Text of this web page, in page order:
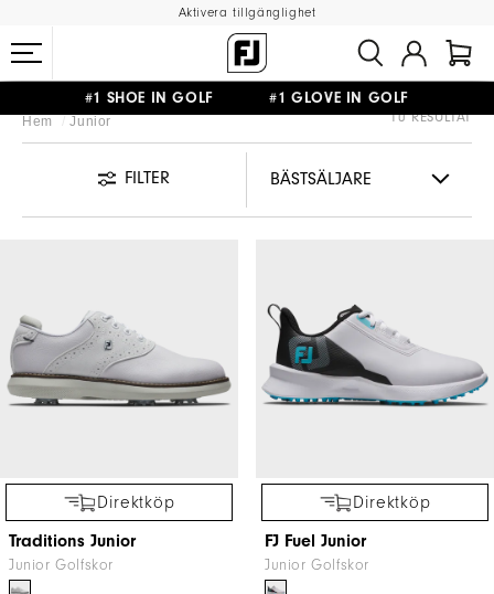
Aktivera tillgänglighet
#1 SHOE IN GOLF #1 GLOVE IN GOLF
FRI FRAKTPÅ ALLA BESTÄLLNINGAR ÖVER 999KR
Hem Junior 10 RESULTAT
FILTER
Direktköp
Traditions Junior
Junior Golfskor
Direktköp
FJ Fuel Junior
Junior Golfskor